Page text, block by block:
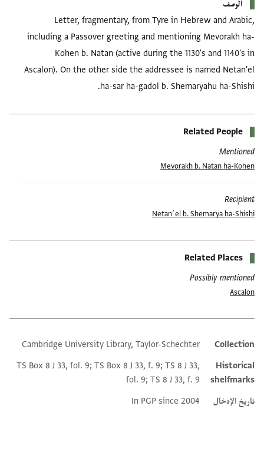
الوصف
Letter, fragmentary, from Tyre in Hebrew and Arabic,
including a Passover greeting and mentioning Mevorakh ha-
Kohen b. Natan (active during the 1130's and 1140's in
Ascalon). On the other side the addressee is named Netan'el
ha-sar ha-gadol b. Shemaryahu ha-Shishi.
Related People
Mentioned
Mevorakh b. Natan ha-Kohen
Recipient
Netanʾel b. Shemarya ha-Shishi
Related Places
Possibly mentioned
Ascalon
Additional metadata
Collection
Cambridge University Library, Taylor-Schechter
Historical
shelfmarks
TS Box 8 J 33, fol. 9; TS Box 8 J 33, f. 9; TS 8 J 33,
fol. 9; TS 8 J 33, f. 9
تاريخ الإدخال
In PGP since 2004